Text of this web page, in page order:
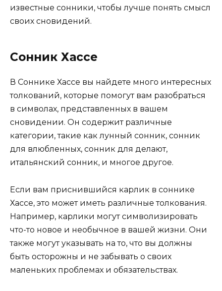
известные сонники, чтобы лучше понять смысл
своих сновидений.
Сонник Хассе
В Соннике Хассе вы найдете много интересных
толкований, которые помогут вам разобраться
в символах, представленных в вашем
сновидении. Он содержит различные
категории, такие как лунный сонник, сонник
для влюбленных, сонник для делают,
итальянский сонник, и многое другое.
Если вам приснившийся карлик в соннике
Хассе, это может иметь различные толкования.
Например, карлики могут символизировать
что-то новое и необычное в вашей жизни. Они
также могут указывать на то, что вы должны
быть осторожны и не забывать о своих
маленьких проблемах и обязательствах.